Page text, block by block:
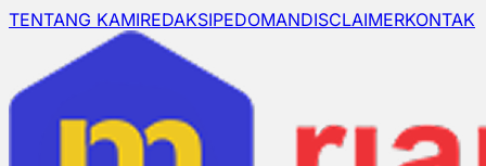
TENTANG KAMIREDAKSIPEDOMANDISCLAIMERKONTAK